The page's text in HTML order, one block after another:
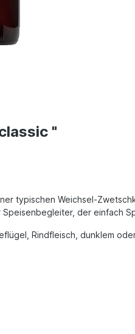
"
typischen Weichsel-
der einfach
Rindfleisch, dunklem